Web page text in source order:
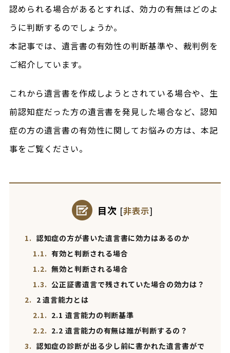
認められる場合があるとすれば、効力の有無はどのよ
うに判断するのでしょうか。
本記事では、遺言書の有効性の判断基準や、裁判例を
ご紹介しています。
これから遺言書を作成しようとされている場合や、生
前認知症だった方の遺言書を発見した場合など、認知
症の方の遺言書の有効性に関してお悩みの方は、本記
事をご覧ください。
目次 [非表示]
1. 認知症の方が書いた遺言書に効力はあるのか
1.1. 有効と判断される場合
1.2. 無効と判断される場合
1.3. 公正証書遺言で残されていた場合の効力は？
2. 2 遺言能力とは
2.1. 2.1 遺言能力の判断基準
2.2. 2.2 遺言能力の有無は誰が判断するの？
3. 認知症の診断が出る少し前に書かれた遺言書がで